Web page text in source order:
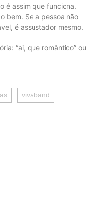
é assim que funciona.
bem. Se a pessoa não
é assustador mesmo.
“ai, que romântico” ou
vivaband